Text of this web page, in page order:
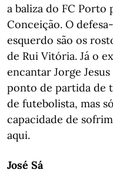
a baliza do FC Porto
Conceição. O
esquerdo são os
de Rui Vitória. Já o
encantar Jorge
ponto de partida de
de futebolista, mas
capacidade de
aqui.
José Sá